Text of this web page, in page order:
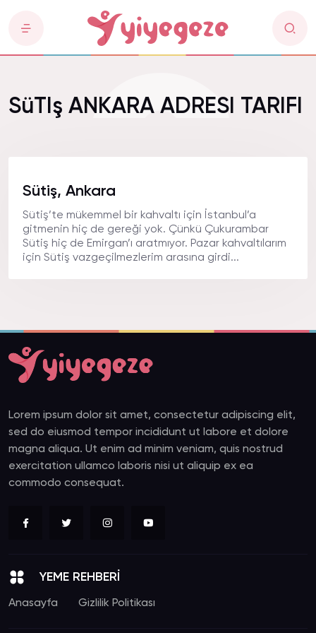
SüTIş ANKARA ADRESI TARIFI
Sütiş, Ankara
Sütiş’te mükemmel bir kahvaltı için İstanbul’a
gitmenin hiç de gereği yok. Çünkü Çukurambar
Sütiş hiç de Emirgan’ı aratmıyor. Pazar kahvaltılarım
için Sütiş vazgeçilmezlerim arasına girdi...
Lorem ipsum dolor sit amet, consectetur adipiscing elit,
sed do eiusmod tempor incididunt ut labore et dolore
magna aliqua. Ut enim ad minim veniam, quis nostrud
exercitation ullamco laboris nisi ut aliquip ex ea
commodo consequat.
YEME REHBERİ
Anasayfa Gizlilik Politikası